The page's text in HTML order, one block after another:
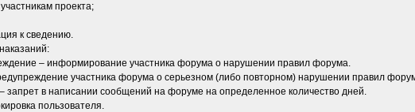
проекта;
к сведению.
– информирование участника форума о нарушении правил форума.
участника форума о серьезном (либо повторном) нарушении правил
запрет в написании сообщений на форуме на определенное количество дней.
пользователя.